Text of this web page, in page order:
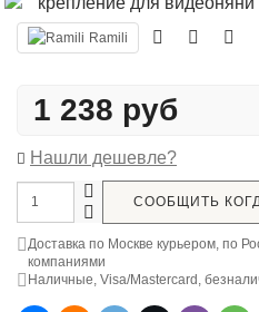
Ramili
1 238 руб
Нашли дешевле?
СООБЩИТЬ
Доставка по Москве курьером, по
компаниями
Наличные, Visa/Mastercard,